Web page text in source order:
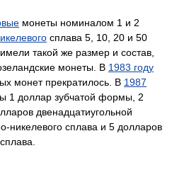
монеты номиналом 1 и 2
сплава 5, 10, 20 и 50
такой же размер и состав,
монеты. В 1983 году
монет прекратилось. В 1987
1 доллар зубчатой формы, 2
двенадцатиугольной
сплава и 5 долларов